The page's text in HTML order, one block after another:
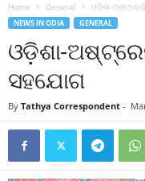
Home General ଓଡ଼ିଶା-
NEWS IN ODIA GENERAL
ଓଡ଼ିଶା-
ସହଯୋଗ
By Tathya Correspondent -